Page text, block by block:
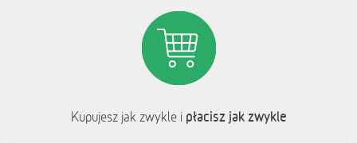
Kupujesz jak zwykle i płacisz jak zwykle